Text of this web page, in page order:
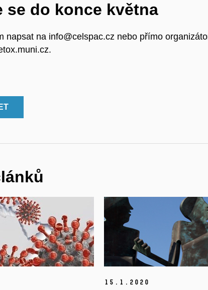
se do konce května
napsat na info@celspac.cz nebo přímo
15. 1. 2020